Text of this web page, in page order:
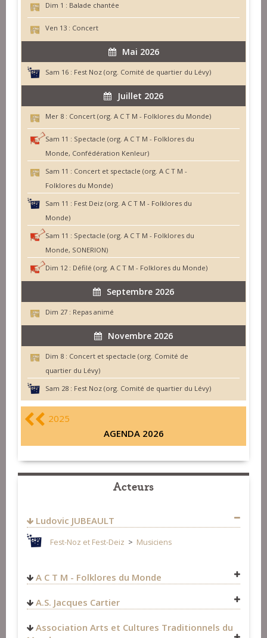
Dim 1 : Balade chantée
Ven 13 : Concert
Mai 2026
Sam 16 : Fest Noz (org. Comité de quartier du Lévy)
Juillet 2026
Mer 8 : Concert (org. A C T M - Folklores du Monde)
Sam 11 : Spectacle (org. A C T M - Folklores du
Monde, Confédération Kenleur)
Sam 11 : Concert et spectacle (org. A C T M -
Folklores du Monde)
Sam 11 : Fest Deiz (org. A C T M - Folklores du
Monde)
Sam 11 : Spectacle (org. A C T M - Folklores du
Monde, SONERION)
Dim 12 : Défilé (org. A C T M - Folklores du Monde)
Septembre 2026
Dim 27 : Repas animé
Novembre 2026
Dim 8 : Concert et spectacle (org. Comité de
quartier du Lévy)
Sam 28 : Fest Noz (org. Comité de quartier du Lévy)
2025
AGENDA 2026
Acteurs
Ludovic JUBEAULT
Fest-Noz et Fest-Deiz > Musiciens
A C T M - Folklores du Monde
Fest-Noz et Fest-Deiz
Concerts>Organisateurs
A.S. Jacques Cartier
Fest-Noz et Fest-Deiz>Organisateurs
Association Arts et Cultures Traditionnels du